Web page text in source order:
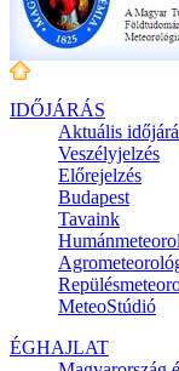
IDŐJÁRÁS
Aktuális
Veszélyjelzés
Előrejelzés
Budapest
Tavaink
MeteoStúdió
ÉGHAJLAT